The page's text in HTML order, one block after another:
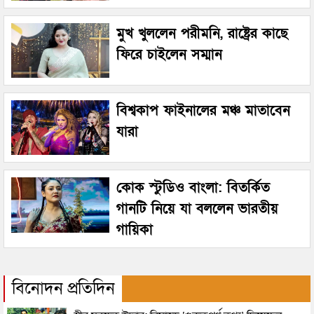
মুখ খুললেন পরীমনি, রাষ্ট্রের কাছে
ফিরে চাইলেন সম্মান
বিশ্বকাপ ফাইনালের মঞ্চ মাতাবেন
যারা
কোক স্টুডিও বাংলা: বিতর্কিত
গানটি নিয়ে যা বললেন ভারতীয়
গায়িকা
বিনোদন প্রতিদিন